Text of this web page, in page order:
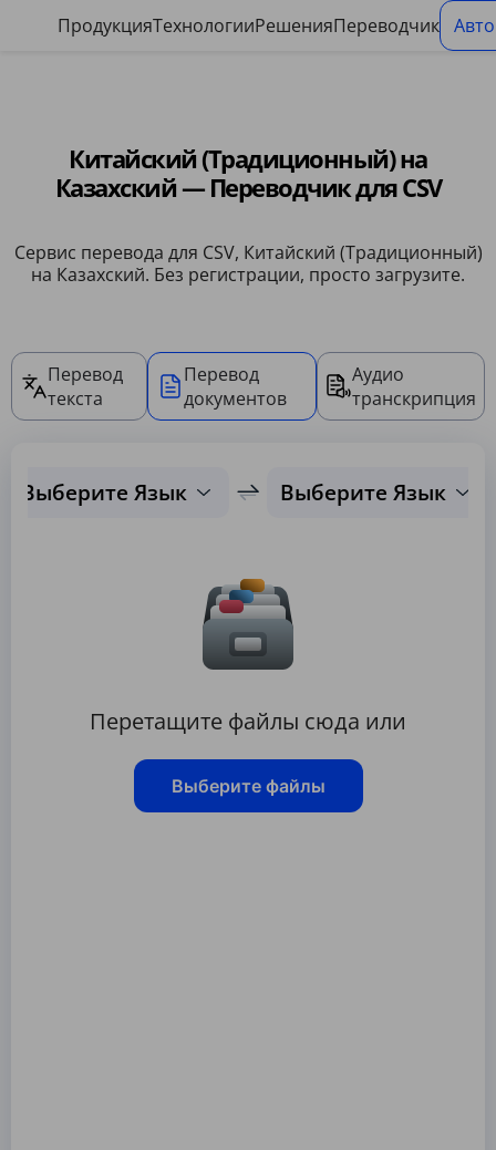
ПродукцияТехнологииРешенияПереводчик
Китайский (Традиционный) на
Казахский — Переводчик для CSV
Сервис перевода для CSV, Китайский (Традиционный)
на Казахский. Без регистрации, просто загрузите.
Перевод
текста
Перевод
документов
Аудио
транскрипция
Выберите Язык Выберите Язык
Перетащите файлы сюда или
Выберите файлы